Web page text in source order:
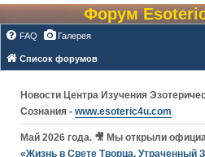
Форум
FAQ Галерея
Список форумов
Новости Центра Изучения
Сознания - www.esoteric4u.com
Май 2026 года. 🎥 Мы открыли
«Жизнь в Свете Творца. Утраченный